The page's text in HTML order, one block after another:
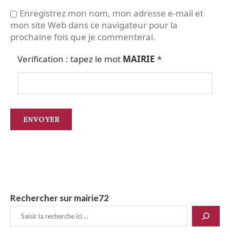
Enregistrez mon nom, mon adresse e-mail et
mon site Web dans ce navigateur pour la
prochaine fois que je commenterai.
Verification : tapez le mot MAIRIE *
Rechercher sur mairie72